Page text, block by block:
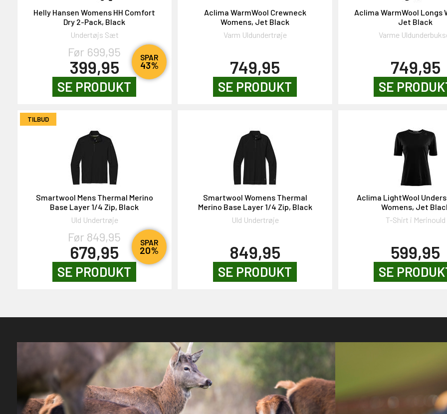
SPAR
43%
Helly Hansen Womens HH Comfort
Dry 2-Pack, Black
Undertøjs Sæt
Før 699,95
399,95
SE PRODUKT
Aclima WarmWool Crewneck
Womens, Jet Black
Varm Uldundertrøje
749,95
SE PRODUKT
Aclima WarmWool Longs
Jet Black
Varme
749,95
SE
TILBUD
SPAR
20%
Smartwool Mens Thermal Merino
Base Layer 1/4 Zip, Black
Uld Undertrøje
Før 849,95
679,95
SE PRODUKT
Smartwool Womens Thermal
Merino Base Layer 1/4 Zip, Black
Uld Undertrøje
849,95
SE PRODUKT
Aclima LightWool
Womens, Jet
T-Shirt i Merinould
599,95
SE